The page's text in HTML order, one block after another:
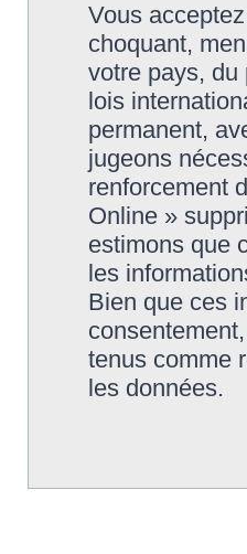
Vous
choquant,
votre pays, du
lois
permanent,
jugeons
renforcement
Online »
estimons que
les
Bien que ces
tenus comme
les données.